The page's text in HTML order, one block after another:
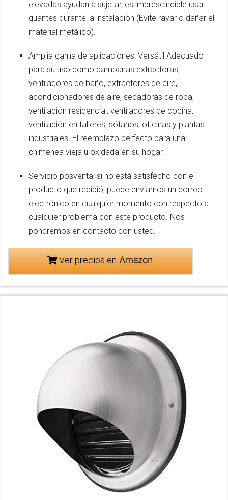
elevadas ayudan a sujetar, es imprescindible usar
guantes durante la instalación (Evite rayar o dañar el
material metálico).
Amplia gama de aplicaciones: Versátil Adecuado
para su uso como campanas extractoras,
ventiladores de baño, extractores de aire,
acondicionadores de aire, secadoras de ropa,
ventilación residencial, ventiladores de cocina,
ventilación en talleres, sótanos, oficinas y plantas
industriales. El reemplazo perfecto para una
chimenea vieja u oxidada en su hogar.
Servicio posventa: si no está satisfecho con el
producto que recibió, puede enviarnos un correo
electrónico en cualquier momento con respecto a
cualquier problema con este producto. Nos
pondremos en contacto con usted.
Ver precios en